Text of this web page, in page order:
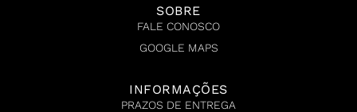
SOBRE
FALE CONOSCO
GOOGLE MAPS
INFORMAÇÕES
PRAZOS DE ENTREGA